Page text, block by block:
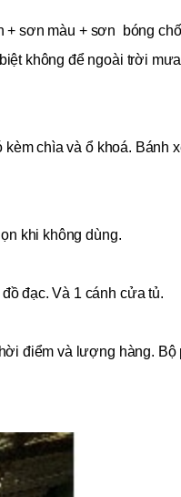
sơn màu + sơn bóng
không để ngoài trời
chìa và ổ khoá. Bánh
khi không dùng.
đạc. Và 1 cánh cửa tủ.
điểm và lượng hàng.